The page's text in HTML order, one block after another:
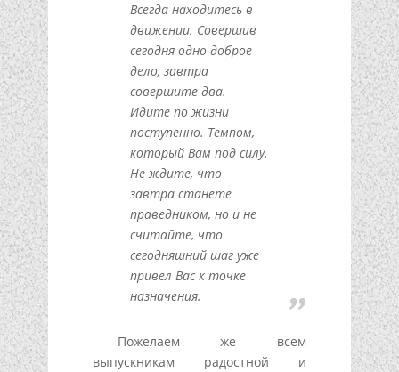
Всегда находитесь в
движении. Совершив
сегодня одно доброе
дело, завтра
совершите два.
Идите по жизни
поступенно. Темпом,
который Вам под силу.
Не ждите, что
завтра станете
праведником, но и не
считайте, что
сегодняшний шаг уже
привел Вас к точке
назначения.
Пожелаем же всем
выпускникам радостной и